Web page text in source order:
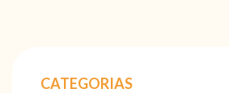
CATEGORIAS